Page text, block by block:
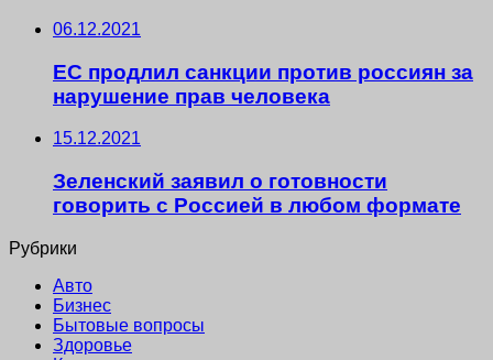
06.12.2021
ЕС продлил санкции против россиян за
нарушение прав человека
15.12.2021
Зеленский заявил о готовности
говорить с Россией в любом формате
Рубрики
Авто
Бизнес
Бытовые вопросы
Здоровье